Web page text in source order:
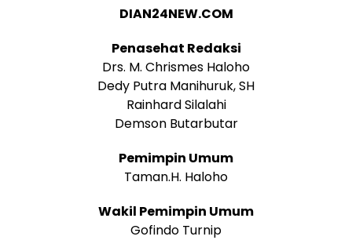
DIAN24NEW.COM
Penasehat Redaksi
Drs. M. Chrismes Haloho
Dedy Putra Manihuruk, SH
Rainhard Silalahi
Demson Butarbutar
Pemimpin Umum
Taman.H. Haloho
Wakil Pemimpin Umum
Gofindo Turnip